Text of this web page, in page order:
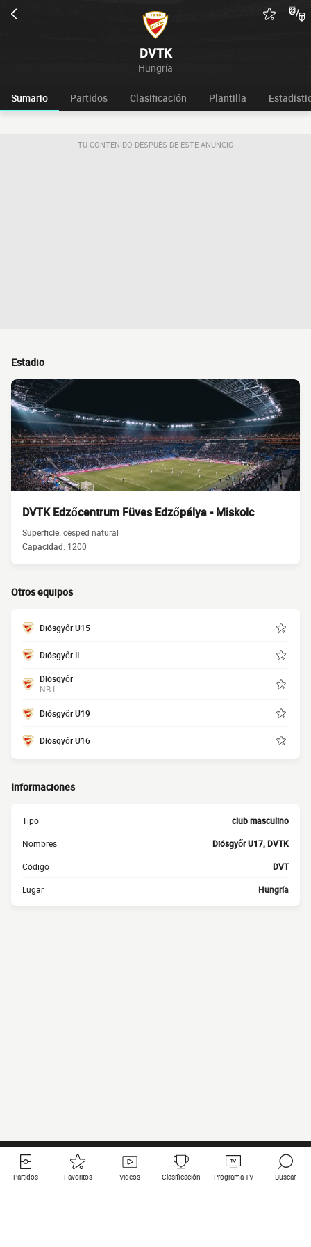
DVTK
Hungría
Sumario Partidos Clasificación Plantilla
TU CONTENIDO DESPUÉS DE ESTE ANUNCIO
Estadio
DVTK Edzőcentrum Füves Edzőpálya - Miskolc
Superficie:césped natural
Capacidad: 1200
Otros equipos
Diósgyőr U15
Diósgyőr II
Diósgyőr
NB I
Diósgyőr U19
Diósgyőr U16
Informaciones
Tipo club masculino
Nombres Diósgyőr U17, DVTK
Código DVT
Lugar Hungría
Partidos Favoritos Videos Clasificación Programa TV Buscar